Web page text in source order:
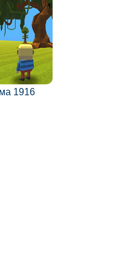
1916